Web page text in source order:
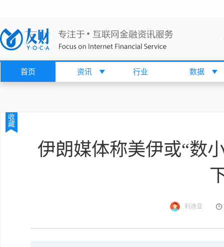
首页 资讯 行业 数据
收
藏
伊朗媒体称美伊或“数
利迪亚